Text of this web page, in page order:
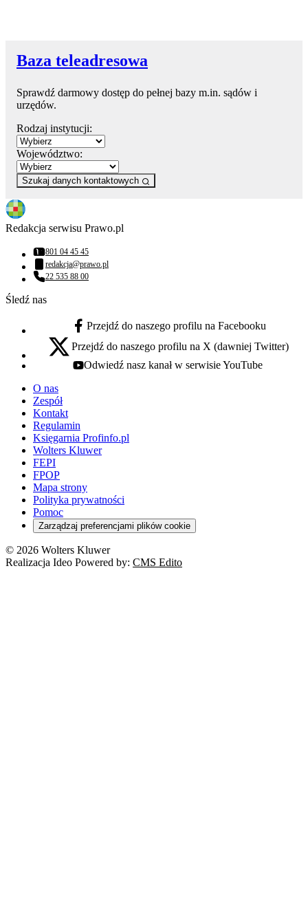
Baza teleadresowa
Sprawdź darmowy dostęp do pełnej bazy m.in. sądów i
urzędów.
Rodzaj instytucji:
Województwo:
Szukaj danych kontaktowych
Redakcja serwisu Prawo.pl
Numer telefonu:
801 04 45 45
Adres email:
redakcja@prawo.pl
Numer telefonu:
22 535 88 00
Śledź nas
facebook - otwiera się w nowej karcie
Przejdź do naszego profilu na Facebooku
x - otwiera się w nowej karcie
Przejdź do naszego profilu na X (dawniej Twitter)
youtube - otwiera się w nowej karcie
Odwiedź nasz kanał w serwisie YouTube
O nas
Zespół
Kontakt
Regulamin
Księgarnia Profinfo.pl
Wolters Kluwer
FEPI
FPOP
Mapa strony
Polityka prywatności
Pomoc
Zarządzaj preferencjami plików cookie
© 2026 Wolters Kluwer
Realizacja Ideo Powered by: CMS Edito